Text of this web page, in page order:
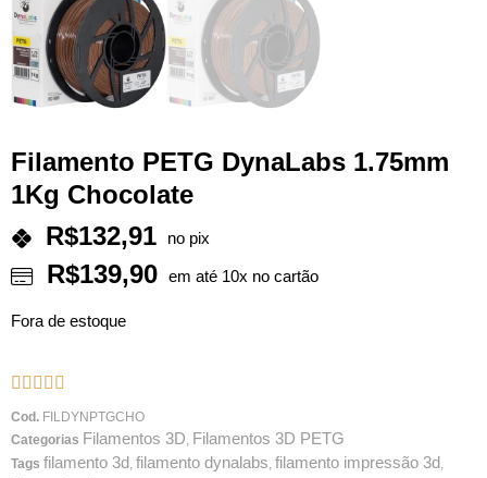
Filamento PETG DynaLabs 1.75mm
1Kg Chocolate
    
Cod. FILDYNPTGCHO
Categorias Filamentos 3D, Filamentos 3D PETG
Tags filamento 3d, filamento dynalabs, filamento impressão 3d,
R$132,91 no pix
R$139,90 em até 10x no cartão
Fora de estoque